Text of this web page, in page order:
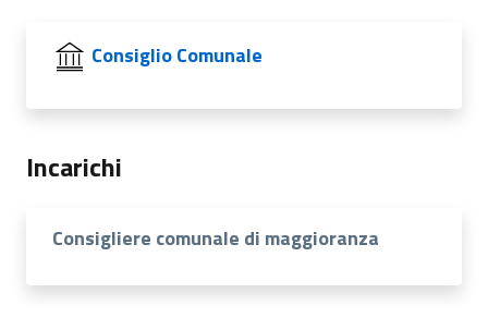
Consiglio Comunale
Incarichi
Consigliere comunale di maggioranza